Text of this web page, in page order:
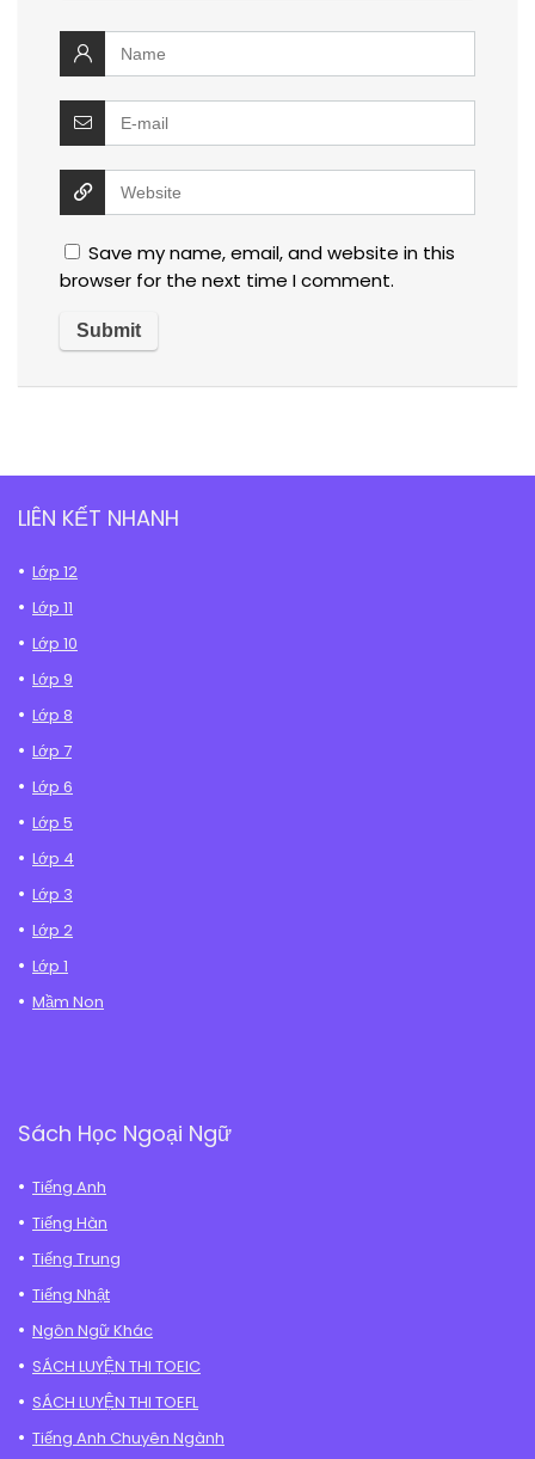
Save my name, email, and website in this
browser for the next time I comment.
LIÊN KẾT NHANH
Lớp 12
Lớp 11
Lớp 10
Lớp 9
Lớp 8
Lớp 7
Lớp 6
Lớp 5
Lớp 4
Lớp 3
Lớp 2
Lớp 1
Mầm Non
Sách Học Ngoại Ngữ
Tiếng Anh
Tiếng Hàn
Tiếng Trung
Tiếng Nhật
Ngôn Ngữ Khác
SÁCH LUYỆN THI TOEIC
SÁCH LUYỆN THI TOEFL
Tiếng Anh Chuyên Ngành